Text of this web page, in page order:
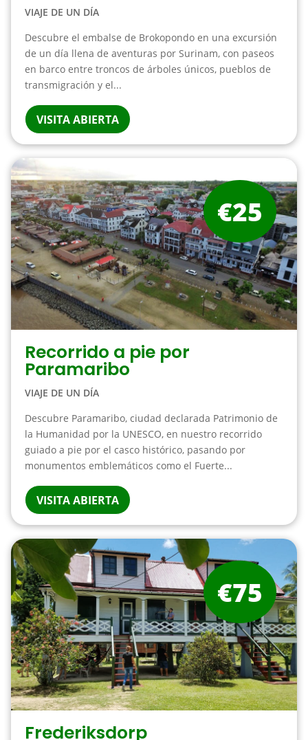
VIAJE DE UN DÍA
Descubre el embalse de Brokopondo en una excursión
de un día llena de aventuras por Surinam, con paseos
en barco entre troncos de árboles únicos, pueblos de
transmigración y el...
VISITA ABIERTA
Recorrido a pie por
Paramaribo
VIAJE DE UN DÍA
Descubre Paramaribo, ciudad declarada Patrimonio de
la Humanidad por la UNESCO, en nuestro recorrido
guiado a pie por el casco histórico, pasando por
monumentos emblemáticos como el Fuerte...
VISITA ABIERTA
€25
Frederiksdorp
€75